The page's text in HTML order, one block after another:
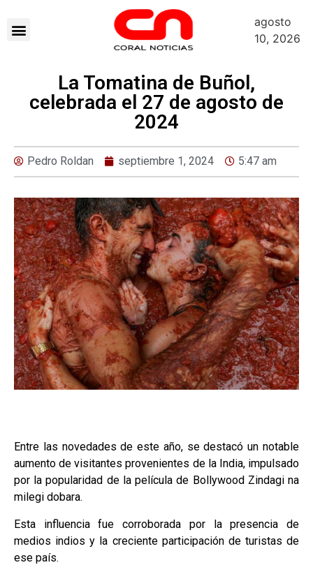
agosto
10, 2026
La Tomatina de Buñol,
celebrada el 27 de agosto de
2024
Pedro Roldan septiembre 1, 2024 5:47 am
Entre las novedades de este año, se destacó un notable
aumento de visitantes provenientes de la India, impulsado
por la popularidad de la película de Bollywood Zindagi na
milegi dobara.
Esta influencia fue corroborada por la presencia de
medios indios y la creciente participación de turistas de
ese país.